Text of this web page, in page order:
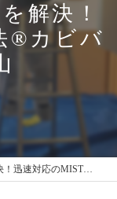
解決！
®カビバ
工法®カビバスターズ岡山